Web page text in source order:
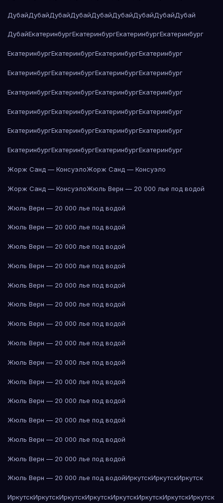
ДубайДубайДубайДубайДубайДубайДубайДубайДубай
ДубайЕкатеринбургЕкатеринбургЕкатеринбургЕкатеринбург
ЕкатеринбургЕкатеринбургЕкатеринбургЕкатеринбург
ЕкатеринбургЕкатеринбургЕкатеринбургЕкатеринбург
ЕкатеринбургЕкатеринбургЕкатеринбургЕкатеринбург
ЕкатеринбургЕкатеринбургЕкатеринбургЕкатеринбург
ЕкатеринбургЕкатеринбургЕкатеринбургЕкатеринбург
ЕкатеринбургЕкатеринбургЕкатеринбургЕкатеринбург
Жорж Санд — КонсуэлоЖорж Санд — Консуэло
Жорж Санд — КонсуэлоЖюль Верн — 20 000 лье под водой
Жюль Верн — 20 000 лье под водой
Жюль Верн — 20 000 лье под водой
Жюль Верн — 20 000 лье под водой
Жюль Верн — 20 000 лье под водой
Жюль Верн — 20 000 лье под водой
Жюль Верн — 20 000 лье под водой
Жюль Верн — 20 000 лье под водой
Жюль Верн — 20 000 лье под водой
Жюль Верн — 20 000 лье под водой
Жюль Верн — 20 000 лье под водой
Жюль Верн — 20 000 лье под водой
Жюль Верн — 20 000 лье под водой
Жюль Верн — 20 000 лье под водой
Жюль Верн — 20 000 лье под водой
Жюль Верн — 20 000 лье под водойИркутскИркутскИркутск
ИркутскИркутскИркутскИркутскИркутскИркутскИркутскИркутск